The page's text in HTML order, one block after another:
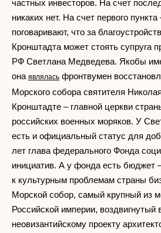
частных инвесторов. На счет
никаких нет. На счет первого
поговаривают, что за
Кронштадта может стоять супруга
РФ Светлана Медведева. Якобы
она являлась фронтвумен
Морского собора святителя
Кронштадте – главной церкви
российских военных моряков. У
есть и официальный статус для
лет глава федерального Фонда
инициатив. А у фонда есть бюджет
к культурным проблемам страны
Морской собор, самый крупный из
Российской империи, воздвигнутый
неовизантийскому проекту